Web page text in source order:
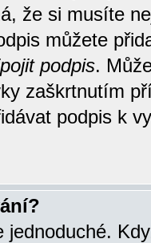
že si musíte
můžete
podpis.
zaškrtnutím
podpis k
jednoduché.